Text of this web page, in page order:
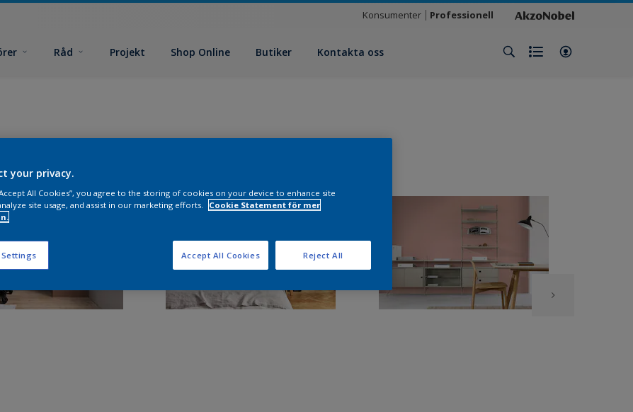
Konsumenter Professionell
Råd Projekt Shop Online Butiker Kontakta oss
your privacy.
All Cookies”, you agree to the storing of cookies on your device to enhance site
site usage, and assist in our marketing efforts.
Cookie Statement för mer
Reject All
Accept All Cookies